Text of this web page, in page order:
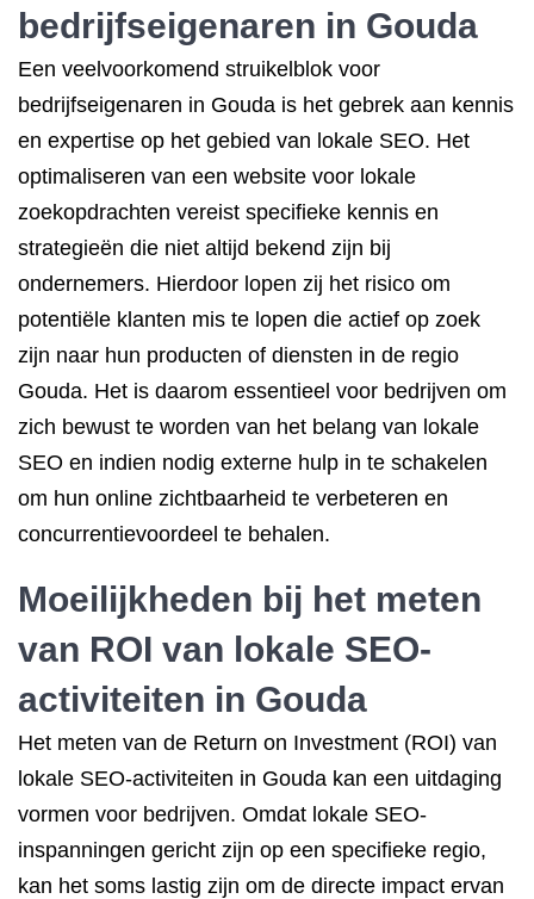
bedrijfseigenaren in Gouda
Een veelvoorkomend struikelblok voor
bedrijfseigenaren in Gouda is het gebrek aan kennis
en expertise op het gebied van lokale SEO. Het
optimaliseren van een website voor lokale
zoekopdrachten vereist specifieke kennis en
strategieën die niet altijd bekend zijn bij
ondernemers. Hierdoor lopen zij het risico om
potentiële klanten mis te lopen die actief op zoek
zijn naar hun producten of diensten in de regio
Gouda. Het is daarom essentieel voor bedrijven om
zich bewust te worden van het belang van lokale
SEO en indien nodig externe hulp in te schakelen
om hun online zichtbaarheid te verbeteren en
concurrentievoordeel te behalen.
Moeilijkheden bij het meten
van ROI van lokale SEO-
activiteiten in Gouda
Het meten van de Return on Investment (ROI) van
lokale SEO-activiteiten in Gouda kan een uitdaging
vormen voor bedrijven. Omdat lokale SEO-
inspanningen gericht zijn op een specifieke regio,
kan het soms lastig zijn om de directe impact ervan